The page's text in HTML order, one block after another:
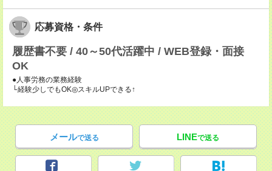
応募資格・条件
履歴書不要 / 40～50代活躍中 / WEB登録・面接
OK
●人事労務の業務経験
└経験少しでもOK◎スキルUPできる↑
メールで送る LINEで送る